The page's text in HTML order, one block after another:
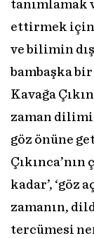
tanımlamak
ettirmek için
ve bilimin
bambaşka bir
Kavağa
zaman
göz önüne
Çıkınca’nın
kadar’, ‘göz
zamanın,
tercümesi